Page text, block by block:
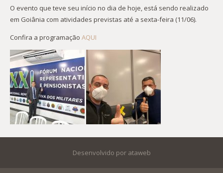
O evento que teve seu início no dia de hoje, está sendo realizado
em Goiânia com atividades previstas até a sexta-feira (11/06).
Confira a programação AQUI
Desenvolvido por ataweb